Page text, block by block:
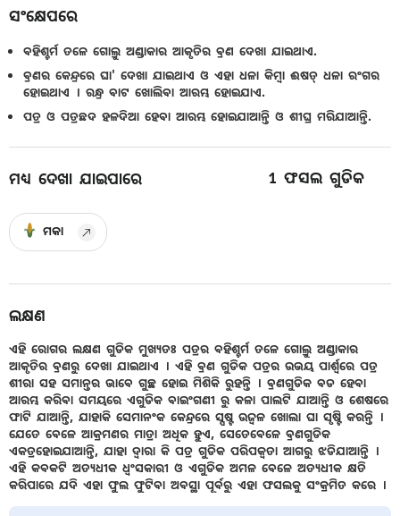
ସଂକ୍ଷେପରେ
ବହିଶ୍ଚର୍ମ ତଳେ ଗୋଲ୍ରୁ ଅଣ୍ଡାକାର ଆକୃତିର ବ୍ରଣ ଦେଖା ଯାଇଥାଏ.
ବ୍ରଣର କେନ୍ଦ୍ରରେ ଘା' ଦେଖା ଯାଇଥାଏ ଓ ଏହା ଧଳା କିମ୍ବା ଈଷତ୍ ଧଳା ରଂଗର
ହୋଇଥାଏ । ରନ୍ଧ୍ର ବାଟ ଖୋଲିବା ଆରମ୍ଭ ହୋଇଯାଏ.
ପତ୍ର ଓ ପତ୍ରଛଦ ହଳଦିଆ ହେବା ଆରମ୍ଭ ହୋଇଯାଆନ୍ତି ଓ ଶୀଘ୍ର ମରିଯାଆନ୍ତି.
ମଧ୍ୟ ଦେଖା ଯାଇପାରେ 1 ଫସଲ ଗୁଡିକ
ମକା
ଲକ୍ଷଣ
ଏହି ରୋଗର ଲକ୍ଷଣ ଗୁଡିକ ମୁଖ୍ୟତଃ ପତ୍ରର ବହିଶ୍ଚର୍ମ ତଳେ ଗୋଲ୍ରୁ ଅଣ୍ଡାକାର
ଆକୃତିର ବ୍ରଣରୁ ଦେଖା ଯାଇଥାଏ । ଏହି ବ୍ରଣ ଗୁଡିକ ପତ୍ରର ଉଭୟ ପାର୍ଶ୍ୱରେ ପତ୍ର
ଶୀରା ସହ ସମାନ୍ତର ଭାବେ ଗୁଚ୍ଛ ହୋଇ ମିଶିକି ରୁହନ୍ତି । ବ୍ରଣଗୁଡିକ ବଡ ହେବା
ଆରମ୍ଭ କରିବା ସମୟରେ ଏଗୁଡିକ ବାଇଂଗଣୀ ରୁ କଳା ପାଲଟି ଯାଆନ୍ତି ଓ ଶେଷରେ
ଫାଟି ଯାଆନ୍ତି, ଯାହାକି ସେମାନଂକ କେନ୍ଦ୍ରରେ ସ୍ପଷ୍ଟ ଉଜ୍ୱଳ ଖୋଲା ଘା ସୃଷ୍ଟି କରନ୍ତି ।
ଯେତେ ବେଳେ ଆକ୍ରମଣର ମାତ୍ରା ଅଧିକ ହୁଏ, ସେତେବେଳେ ବ୍ରଣଗୁଡିକ
ଏକତ୍ରହୋଇଯାଆନ୍ତି, ଯାହା ଦ୍ୱାରା କି ପତ୍ର ଗୁଡିକ ପରିପକ୍ୱତା ଆଗରୁ ଝଡିଯାଆନ୍ତି ।
ଏହି କବକଟି ଅତ୍ୟଧୀକ ଧ୍ୱଂସକାରୀ ଓ ଏଗୁଡିକ ଅମଳ ବେଳେ ଅତ୍ୟଧୀକ କ୍ଷତି
କରିପାରେ ଯଦି ଏହା ଫୁଲ ଫୁଟିବା ଅବସ୍ଥା ପୂର୍ବରୁ ଏହା ଫସଲକୁ ସଂକ୍ରମିତ କରେ ।